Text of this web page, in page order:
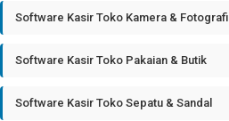
Software Kasir Toko Kamera & Fotografi
Software Kasir Toko Pakaian & Butik
Software Kasir Toko Sepatu & Sandal